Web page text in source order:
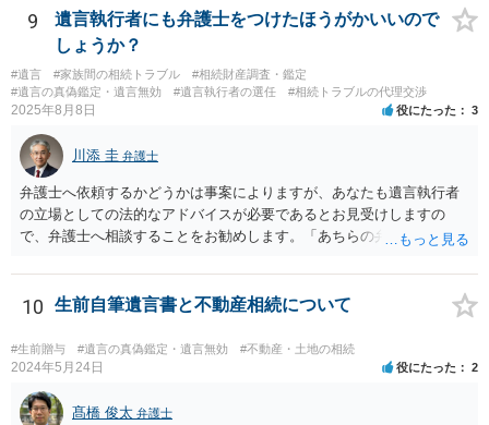
記については、不動産を相続で取得したことを知った日から３年以内
に申請する義務があります。一方、遺留分侵害額請求は、相続開始お
よび遺留分を侵害する贈与・遺贈があったことを知った時から１年で
時効にかかります。また、相続開始から１０年が経過すると、認識の
有無にかかわらず行使できなくなります。 奥様がご両親の死亡を最近
効がいつから進むかは慎重に検討する必要があります。ただし、死亡
から３年が経過しているとのことですので、早急に戸籍、遺言の有
無、不動産登記、遺産分割協議書の有無を確認した方がよいでしょ
う。特に、お姉様側だけで不動産名義を変更している場合、遺言があ
ったのか、遺産分割協議書が作成されているのか、奥様の署名押印が
以前に、法定相続分や遺産分割未了の問題として整理すべき場合もあ
ります。 奥様において戸籍謄本、不動産登記簿、固定資産評価証明
書、遺言書の有無等を確認し、弁護士に個別に相談した方がよいと思
われます。
9
遺言執行者にも弁護士をつけたほうがかいいので
しょうか？
#遺言 #家族間の相続トラブル
#相続財産調査・鑑定
#遺言の真偽鑑定・遺言無効
#遺言執行者の選任 #相続トラブルの代理交渉
2025年8月8日 役にたった 3
川添 圭 弁護士
弁護士へ依頼するかどうかは事案によりますが、あなたも遺言執行者
の立場としての法的なアドバイスが必要であるとお見受けしますの
で、弁護士へ相談することをお勧めします。「あちらの弁護士」（元
誘導しかしてこないと思います。
10 生前自筆遺言書と不動産相続について
#生前贈与 #遺言の真偽鑑定・遺言無効 #不動産・土地の相続
2024年5月24日 役にたった 2
髙橋 俊太 弁護士